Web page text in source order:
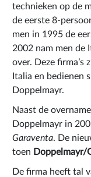
technieken op de
de eerste 8-
men in 1995 de
2002 nam men de
over. Deze
Italia en bedienen
Doppelmayr.
Naast de
Doppelmayr in
Garaventa. De
toen Doppelmayr/
De firma heeft tal